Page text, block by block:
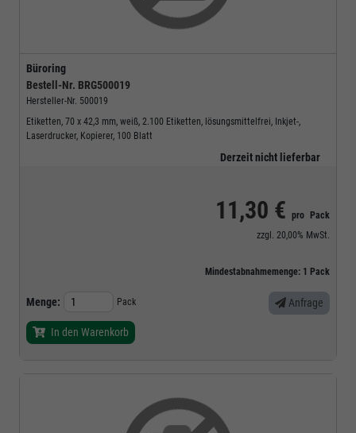
Büroring
Bestell-Nr. BRG500019
Hersteller-Nr. 500019
Etiketten, 70 x 42,3 mm, weiß, 2.100 Etiketten, lösungsmittelfrei, Inkjet-,
Laserdrucker, Kopierer, 100 Blatt
Derzeit nicht lieferbar
11,30 € pro
Pack
zzgl. 20,00% MwSt.
Mindestabnahmemenge: 1 Pack
Menge: Pack Anfrage
In den Warenkorb